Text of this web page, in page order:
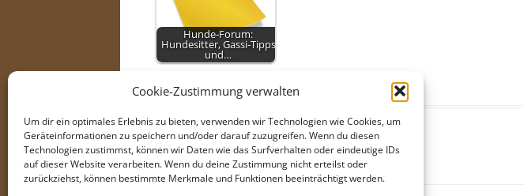
Cookie-Zustimmung verwalten
Um dir ein optimales Erlebnis zu bieten, verwenden wir Technologien wie Cookies, um
Geräteinformationen zu speichern und/oder darauf zuzugreifen. Wenn du diesen
Technologien zustimmst, können wir Daten wie das Surfverhalten oder eindeutige IDs
auf dieser Website verarbeiten. Wenn du deine Zustimmung nicht erteilst oder
zurückziehst, können bestimmte Merkmale und Funktionen beeinträchtigt werden.
Hunde-Forum:
Hundesitter, Gassi-Tipps
und…